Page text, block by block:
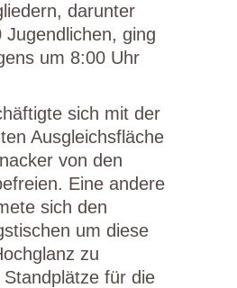
darunter
Jugendlichen, ging
um 8:00 Uhr
sich mit der
Ausgleichsfläche
von den
Eine andere
sich den
um diese
zu
Standplätze für die